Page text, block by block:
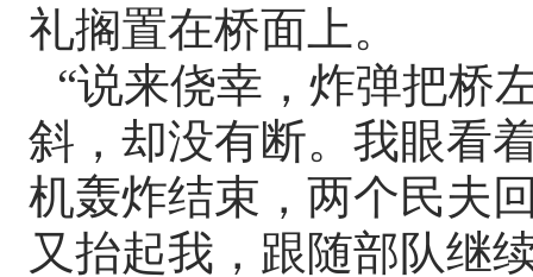
礼搁置在桥面上。
“说来侥幸，炸弹把桥
斜，却没有断。我眼看
机轰炸结束，两个民夫
又抬起我，跟随部队继